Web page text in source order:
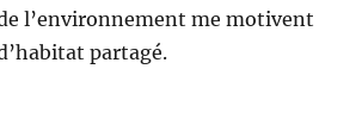
l’environnement me motivent
partagé.